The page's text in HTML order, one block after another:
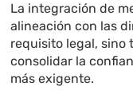
La integración de
alineación con las
requisito legal, sino
consolidar la
más exigente.